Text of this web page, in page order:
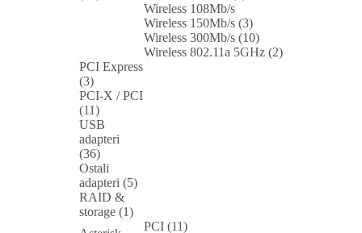
Wireless 108Mb/s
Wireless 150Mb/s (3)
Wireless 300Mb/s (10)
Wireless 802.11a 5GHz (2)
PCI Express
(3)
PCI-X / PCI
(11)
USB
adapteri
(36)
Ostali
adapteri (5)
RAID &
storage (1)
PCI (11)